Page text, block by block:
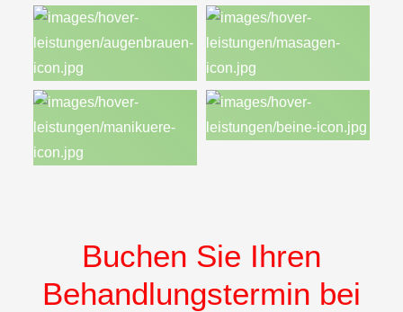
Buchen Sie Ihren
Behandlungstermin bei